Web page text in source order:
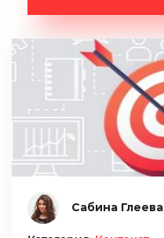
Сабина Глеева